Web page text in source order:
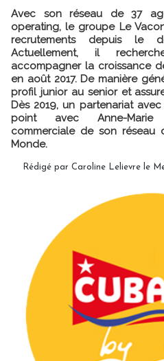
Avec son réseau de 37
operating, le groupe Le
recrutements depuis le
Actuellement, il
accompagner la croissance
en août 2017. De manière
profil junior au senior et
Dès 2019, un partenariat avec
point avec Anne-Marie
commerciale de son réseau
Monde.
Rédigé par Caroline Lelievre le